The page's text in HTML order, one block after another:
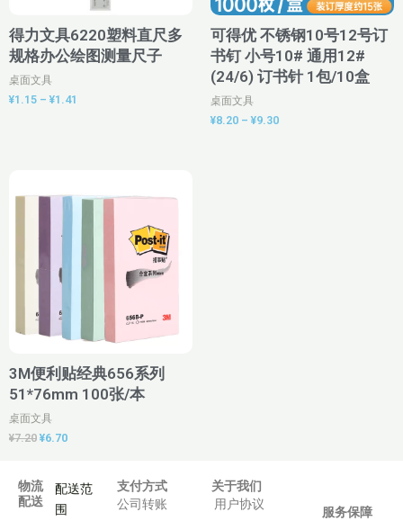
得力文具6220塑料直尺多
规格办公绘图测量尺子
桌面文具
¥1.15 – ¥1.41
可得优 不锈钢10号12号订
书钉 小号10# 通用12#
(24/6) 订书针 1包/10盒
桌面文具
¥8.20 – ¥9.30
3M便利贴经典656系列
51*76mm 100张/本
桌面文具
¥7.20 ¥6.70
价
物流
配送
配送范
围
支付方式
公司转账
关于我们
用户协议
服务保障